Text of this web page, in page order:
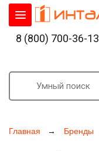
Главная Бренды
8 (800) 700-36-13